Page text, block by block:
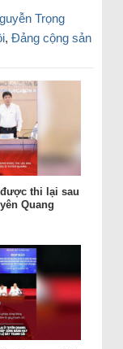
Trọng
, Đảng cộng sản
thi lại sau
Quang